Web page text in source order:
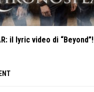
il lyric video di “Beyond”!